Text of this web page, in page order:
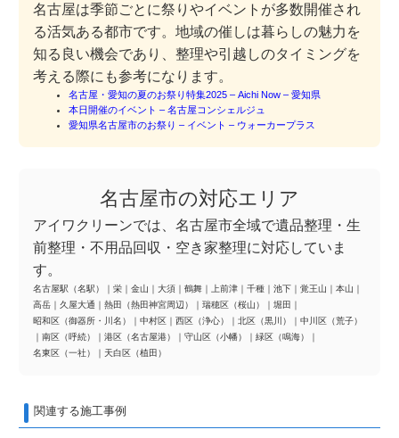
名古屋は季節ごとに祭りやイベントが多数開催され
る活気ある都市です。地域の催しは暮らしの魅力を
知る良い機会であり、整理や引越しのタイミングを
考える際にも参考になります。
名古屋・愛知の夏のお祭り特集2025 – Aichi Now – 愛知県
本日開催のイベント – 名古屋コンシェルジュ
愛知県名古屋市のお祭り – イベント – ウォーカープラス
名古屋市の対応エリア
アイワクリーンでは、名古屋市全域で遺品整理・生
前整理・不用品回収・空き家整理に対応していま
す。
名古屋駅（名駅） ｜ 栄 ｜ 金山 ｜ 大須 ｜ 鶴舞 ｜ 上前津 ｜ 千種 ｜ 池下 ｜ 覚王山 ｜ 本山 ｜
高岳 ｜ 久屋大通 ｜ 熱田（熱田神宮周辺） ｜ 瑞穂区（桜山） ｜ 堀田 ｜
昭和区（御器所・川名）
｜ 中村区 ｜ 西区（浄心） ｜ 北区（黒川） ｜ 中川区（荒子）
｜ 南区（呼続） ｜ 港区（名古屋港） ｜ 守山区（小幡） ｜ 緑区（鳴海）
｜
名東区（一社）
｜ 天白区（植田）
関連する施工事例